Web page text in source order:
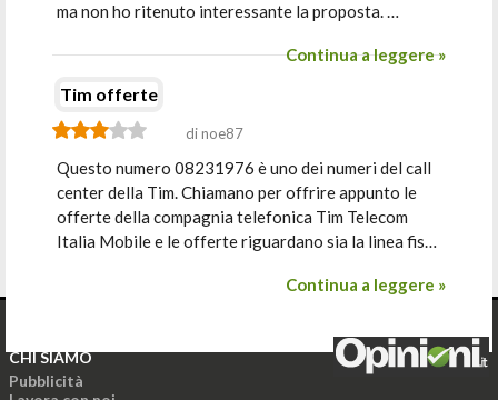
ma non ho ritenuto interessante la proposta. …
Continua a leggere »
Tim offerte
di noe87
Questo numero 08231976 è uno dei numeri del call
center della Tim. Chiamano per offrire appunto le
offerte della compagnia telefonica Tim Telecom
Italia Mobile e le offerte riguardano sia la linea fis…
Continua a leggere »
CHI SIAMO
Pubblicità